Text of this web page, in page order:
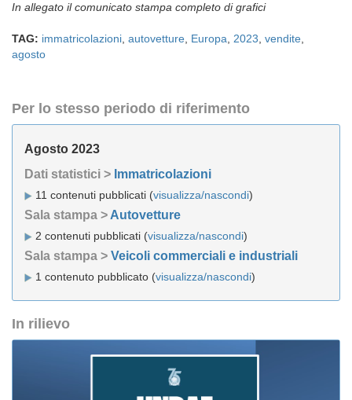
In allegato il comunicato stampa completo di grafici
TAG: immatricolazioni autovetture Europa 2023 vendite
agosto
Per lo stesso periodo di riferimento
Agosto 2023
Dati statistici > Immatricolazioni
11 contenuti pubblicati (visualizza/nascondi)
Sala stampa > Autovetture
2 contenuti pubblicati (visualizza/nascondi)
Sala stampa > Veicoli commerciali e industriali
1 contenuto pubblicato (visualizza/nascondi)
In rilievo